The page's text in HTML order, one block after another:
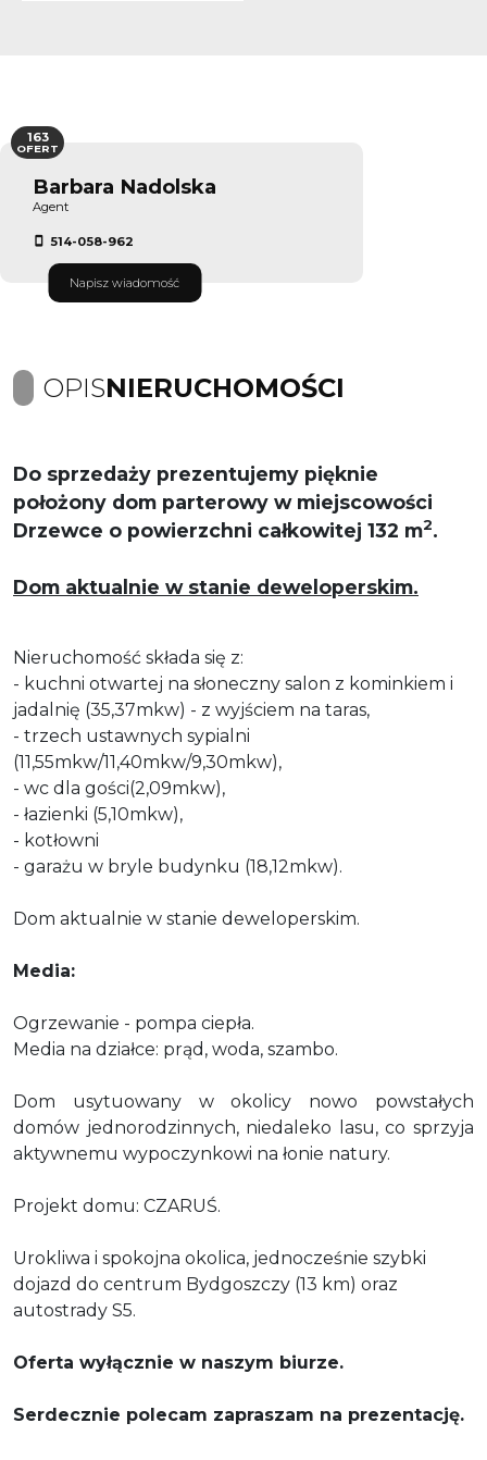
Barbara Nadolska
Agent
514-058-962
Napisz wiadomość
163
OFERT
OPISNIERUCHOMOŚCI
Do sprzedaży prezentujemy pięknie
położony dom parterowy w miejscowości
Drzewce o powierzchni całkowitej 132 m2.
Dom aktualnie w stanie deweloperskim.
Nieruchomość składa się z:
- kuchni otwartej na słoneczny salon z kominkiem i
jadalnię (35,37mkw) - z wyjściem na taras,
- trzech ustawnych sypialni
(11,55mkw/11,40mkw/9,30mkw),
- wc dla gości(2,09mkw),
- łazienki (5,10mkw),
- kotłowni
- garażu w bryle budynku (18,12mkw).
Dom aktualnie w stanie deweloperskim.
Media:
Ogrzewanie - pompa ciepła.
Media na działce: prąd, woda, szambo.
Dom usytuowany w okolicy nowo powstałych
domów jednorodzinnych, niedaleko lasu, co sprzyja
aktywnemu wypoczynkowi na łonie natury.
Projekt domu: CZARUŚ.
Urokliwa i spokojna okolica, jednocześnie szybki
dojazd do centrum Bydgoszczy (13 km) oraz
autostrady S5.
Oferta wyłącznie w naszym biurze.
Serdecznie polecam zapraszam na prezentację.